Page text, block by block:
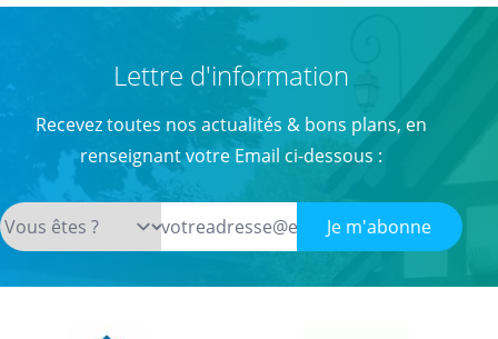
Lettre d'information
Recevez toutes nos actualités & bons plans, en
renseignant votre Email ci-dessous :
Je m'abonne